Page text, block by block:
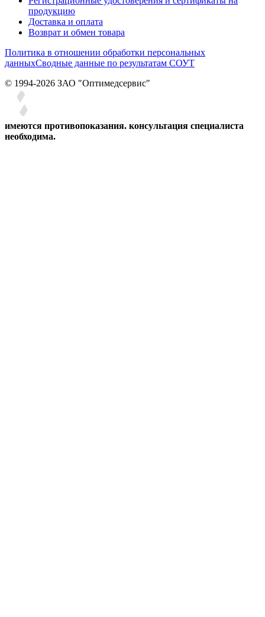
продукцию
Доставка и оплата
Возврат и обмен товара
Политика в отношении обработки персональных
данныхСводные данные по результатам СОУТ
© 1994-2026 ЗАО ″Оптимедсервис″
имеются противопоказания. консультация специалиста
необходима.